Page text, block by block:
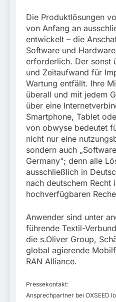
Die Produktlösungen
von Anfang an
entwickelt – die
Software und
erforderlich. Der sonst
und Zeitaufwand für
Wartung entfällt. Ihre
überall und mit jedem
über eine
Smartphone, Tablet
von obwyse bedeutet
nicht nur eine
sondern auch
Germany“; denn alle
ausschließlich in
nach deutschem Recht
hochverfügbaren
Anwender sind unter
führende Textil-
die s.Oliver Group,
global agierende
RAN Alliance.
Pressekontakt:
Ansprechpartner bei OXSEED